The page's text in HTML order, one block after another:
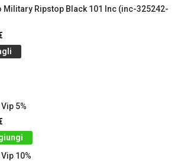
Military Ripstop Black 101 Inc (inc-325242-
5%
10%